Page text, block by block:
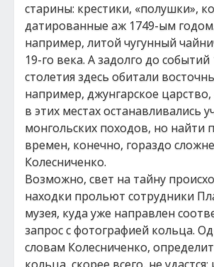
старины: крестики, «полушки»,
датированные аж 1749-ым
например, литой чугунный
19-го века. А задолго до событий
столетия здесь обитали
например, джунгарское
в этих местах останавливались
монгольских походов, но найти
времен, конечно, гораздо
Колесниченко.
Возможно, свет на тайну
находки прольют сотрудники
музея, куда уже направлен
запрос с фотографией кольца.
словам Колесниченко,